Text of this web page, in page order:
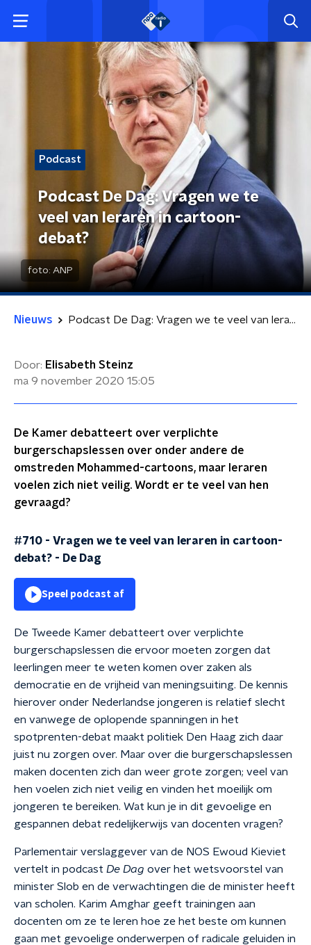
Podcast
Podcast De Dag: Vragen we te
veel van leraren in cartoon-
debat?
foto: ANP
Nieuws Podcast De Dag: Vragen we te veel van leraren in cartoon-debat?
Door: Elisabeth Steinz
ma 9 november 2020 15:05
De Kamer debatteert over verplichte
burgerschapslessen over onder andere de
omstreden Mohammed-cartoons, maar leraren
voelen zich niet veilig. Wordt er te veel van hen
gevraagd?
#710 - Vragen we te veel van leraren in cartoon-
debat? - De Dag
Speel podcast af
De Tweede Kamer debatteert over verplichte
burgerschapslessen die ervoor moeten zorgen dat
leerlingen meer te weten komen over zaken als
democratie en de vrijheid van meningsuiting. De kennis
hierover onder Nederlandse jongeren is relatief slecht
en vanwege de oplopende spanningen in het
spotprenten-debat maakt politiek Den Haag zich daar
juist nu zorgen over. Maar over die burgerschapslessen
maken docenten zich dan weer grote zorgen; veel van
hen voelen zich niet veilig en vinden het moeilijk om
jongeren te bereiken. Wat kun je in dit gevoelige en
gespannen debat redelijkerwijs van docenten vragen?
Parlementair verslaggever van de NOS Ewoud Kieviet
vertelt in podcast De Dag over het wetsvoorstel van
minister Slob en de verwachtingen die de minister heeft
van scholen. Karim Amghar geeft trainingen aan
docenten om ze te leren hoe ze het beste om kunnen
gaan met gevoelige onderwerpen of radicale geluiden in